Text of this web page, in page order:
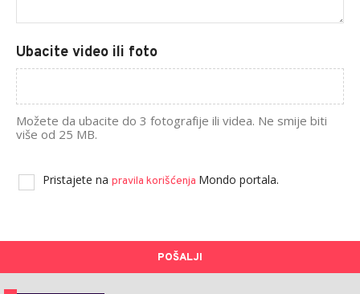
Ubacite video ili foto
Možete da ubacite do 3 fotografije ili videa. Ne smije biti
više od 25 MB.
Pristajete na pravila korišćenja Mondo portala.
POŠALJI